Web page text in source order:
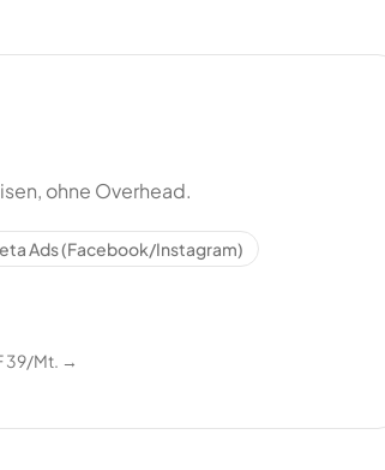
ohne Overhead.
Ads (Facebook/Instagram)
39/Mt. →